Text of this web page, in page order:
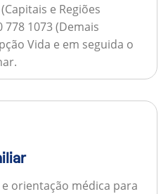
e Regiões
1073 (Demais
Vida e em seguida o
orientação médica para